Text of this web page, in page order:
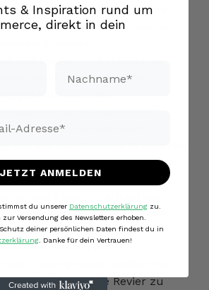
Betriebe würden sich dort
wie Softwareentwickler,
Gewerbe,
nicht nur Fachkräfte,
und Abfallmanagement“.
ist ein Vertrauensbeweis in
der Region. Sie zeigt, dass
nicht nur ein attraktiver
Industrien ist, sondern
Durch die
Unternehmen, Regierung
das Rheinische Revier zu
& Inspiration rund um
direkt in dein
JETZT ANMELDEN
du unserer Datenschutzerklärung zu.
zur Versendung des Newsletters erhoben.
deiner persönlichen Daten findest du in
. Danke für dein Vertrauen!